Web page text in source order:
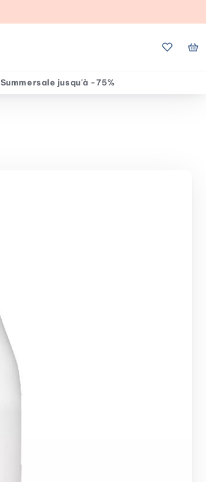
Mes
Summersale jusqu'à -75%